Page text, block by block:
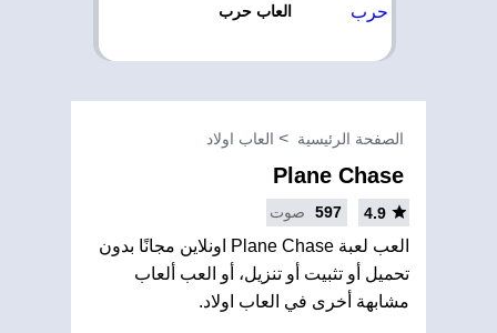
العاب حرب
الصفحة الرئيسية العاب اولاد
Plane Chase
4.9
597 صوت
العب لعبة Plane Chase اونلاين مجانًا بدون
تحميل أو تثبيت أو تنزيل، أو العب ألعاب
مشابهة أخرى في العاب اولاد.